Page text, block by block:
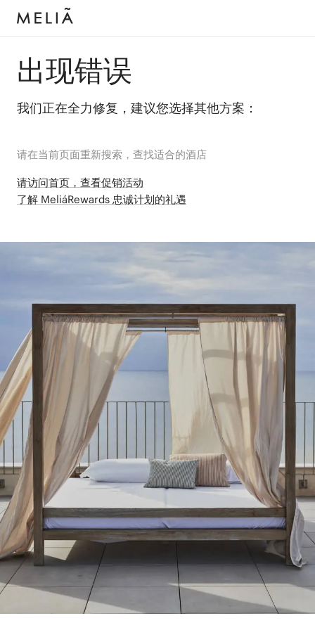
出现错误
我们正在全力修复，建议您选择其他方案：
请在当前页面重新搜索，查找适合的酒店
请访问首页，查看促销活动
了解 MeliáRewards 忠诚计划的礼遇